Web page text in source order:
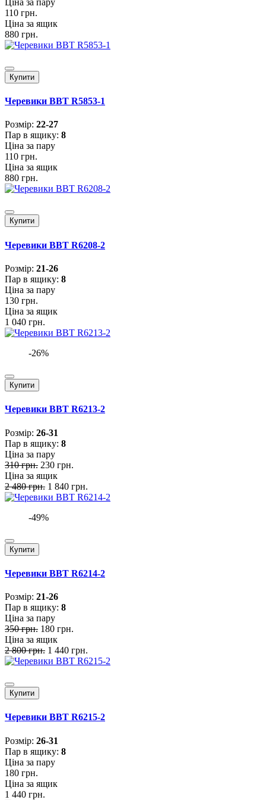
Ціна за пару
110 грн.
Ціна за ящик
880 грн.
Купити
Черевики BBT R5853-1
Розмiр: 22-27
Пар в ящику: 8
Ціна за пару
110 грн.
Ціна за ящик
880 грн.
Купити
Черевики BBT R6208-2
Розмiр: 21-26
Пар в ящику: 8
Ціна за пару
130 грн.
Ціна за ящик
1 040 грн.
-26%
Купити
Черевики BBT R6213-2
Розмiр: 26-31
Пар в ящику: 8
Ціна за пару
310 грн. 230 грн.
Ціна за ящик
2 480 грн. 1 840 грн.
-49%
Купити
Черевики BBT R6214-2
Розмiр: 21-26
Пар в ящику: 8
Ціна за пару
350 грн. 180 грн.
Ціна за ящик
2 800 грн. 1 440 грн.
Купити
Черевики BBT R6215-2
Розмiр: 26-31
Пар в ящику: 8
Ціна за пару
180 грн.
Ціна за ящик
1 440 грн.